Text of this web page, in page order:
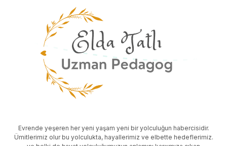
Evrende yeşeren her yeni yaşam yeni bir yolculuğun habercisidir.
Ümitlerimiz olur bu yolculukta, hayallerimiz ve elbette hedeflerimiz.